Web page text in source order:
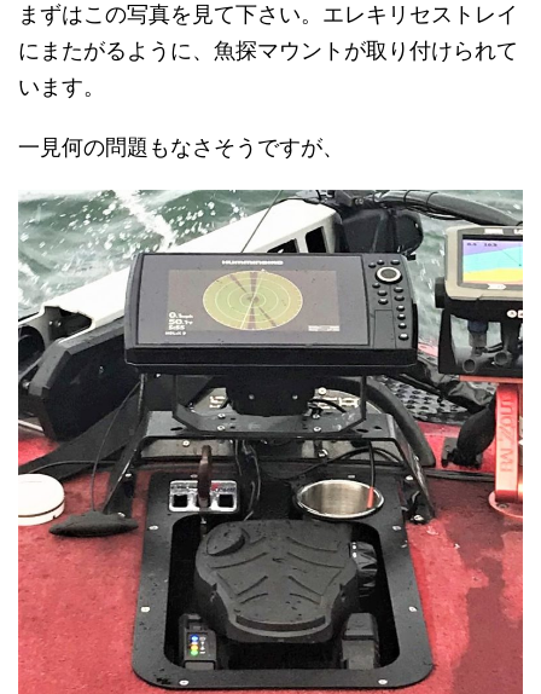
まずはこの写真を見て下さい。エレキリセストレイ
にまたがるように、魚探マウントが取り付けられて
います。
一見何の問題もなさそうですが、